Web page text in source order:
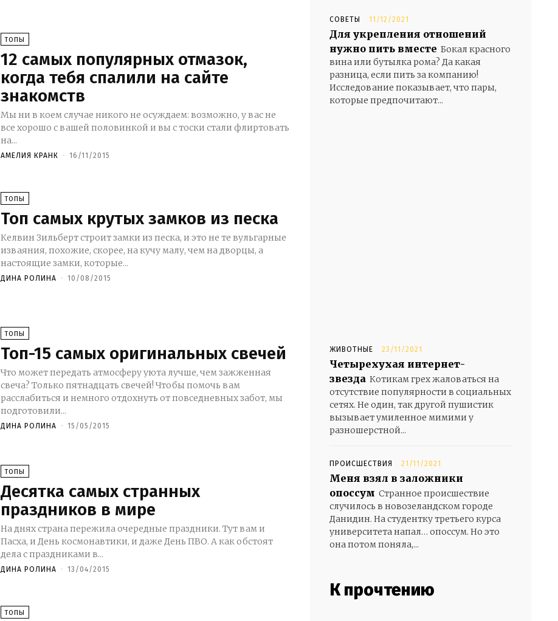
ТОПЫ
12 самых популярных отмазок,
когда тебя спалили на сайте
знакомств
Мы ни в коем случае никого не осуждаем: возможно, у вас не
все хорошо с вашей половинкой и вы с тоски стали флиртовать
на...
АМЕЛИЯ КРАНК - 16/11/2015
ТОПЫ
Топ самых крутых замков из песка
Келвин Зильберт строит замки из песка, и это не те вульгарные
изваяния, похожие, скорее, на кучу малу, чем на дворцы, а
настоящие замки, которые...
ДИНА РОЛИНА - 10/08/2015
ТОПЫ
Топ-15 самых оригинальных свечей
Что может передать атмосферу уюта лучше, чем зажженная
свеча? Только пятнадцать свечей! Чтобы помочь вам
расслабиться и немного отдохнуть от повседневных забот, мы
подготовили...
ДИНА РОЛИНА - 15/05/2015
ТОПЫ
Десятка самых странных
праздников в мире
На днях страна пережила очередные праздники. Тут вам и
Пасха, и День космонавтики, и даже День ПВО. А как обстоят
дела с праздниками в...
ДИНА РОЛИНА - 13/04/2015
ТОПЫ
СОВЕТЫ 11/12/2021
Для укрепления отношений
нужно пить вместе Бокал красного
вина или бутылка рома? Да какая
разница, если пить за компанию!
Исследование показывает, что пары,
которые предпочитают...
ЖИВОТНЫЕ 23/11/2021
Четырехухая интернет-
звезда Котикам грех жаловаться на
отсутствие популярности в социальных
сетях. Не один, так другой пушистик
вызывает умиленное мимими у
разношерстной...
ПРОИСШЕСТВИЯ 21/11/2021
Меня взял в заложники
опоссум Странное происшествие
случилось в новозеландском городе
Данидин. На студентку третьего курса
университета напал… опоссум. Но это
она потом поняла,...
К прочтению